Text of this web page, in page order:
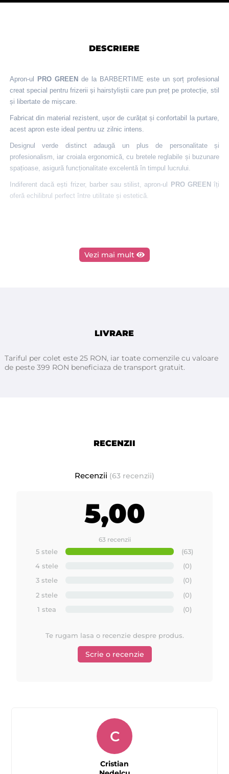
DESCRIERE
Apron-ul PRO GREEN de la BARBERTIME este un șorț profesional
creat special pentru frizerii și hairstyliștii care pun preț pe protecție, stil
și libertate de mișcare.
Fabricat din material rezistent, ușor de curățat și confortabil la purtare,
acest apron este ideal pentru uz zilnic intens.
Designul verde distinct adaugă un plus de personalitate și
profesionalism, iar croiala ergonomică, cu bretele reglabile și buzunare
spațioase, asigură funcționalitate excelentă în timpul lucrului.
Indiferent dacă ești frizer, barber sau stilist, apron-ul PRO GREEN îți
oferă echilibrul perfect între utilitate și estetică.
Vezi mai mult
LIVRARE
Tariful per colet este 25 RON, iar toate comenzile cu valoare
de peste 399 RON beneficiaza de transport gratuit.
RECENZII
Recenzii (63 recenzii)
5,00
63 recenzii
5 stele
(63)
4 stele
(0)
3 stele
(0)
2 stele
(0)
1 stea
(0)
Te rugam lasa o recenzie despre produs.
Scrie o recenzie
C
Cristian